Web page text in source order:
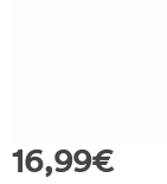
16,99€